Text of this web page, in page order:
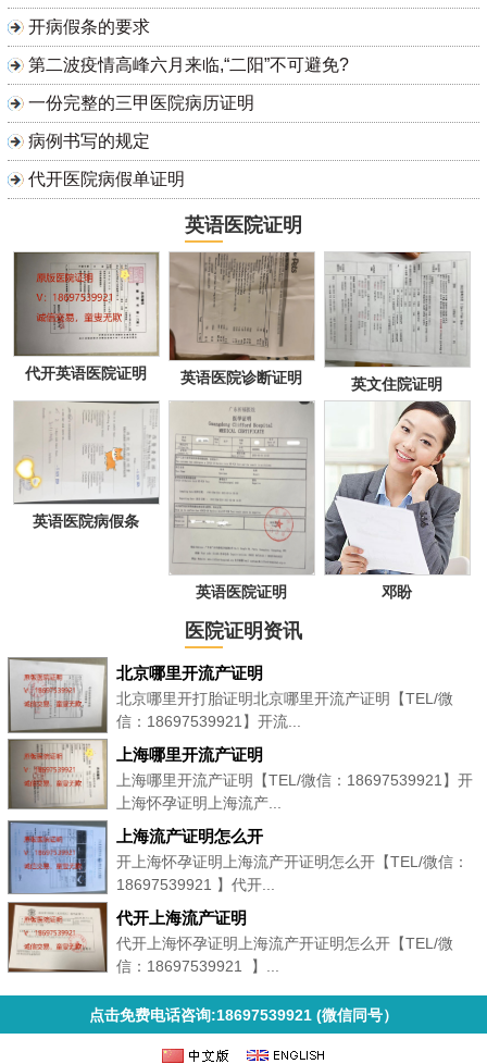
开病假条的要求
第二波疫情高峰六月来临,“二阳”不可避免?
一份完整的三甲医院病历证明
病例书写的规定
代开医院病假单证明
英语医院证明
代开英语医院证明 英语医院诊断证明 英文住院证明
英语医院病假条
英语医院证明 邓盼
医院证明资讯
北京哪里开流产证明
北京哪里开打胎证明北京哪里开流产证明【TEL/微
信：18697539921】开流...
上海哪里开流产证明
上海哪里开流产证明【TEL/微信：18697539921】开
上海怀孕证明上海流产...
上海流产证明怎么开
开上海怀孕证明上海流产开证明怎么开【TEL/微信：
18697539921 】代开...
代开上海流产证明
代开上海怀孕证明上海流产开证明怎么开【TEL/微
信：18697539921 】...
点击免费电话咨询:18697539921 (微信同号）